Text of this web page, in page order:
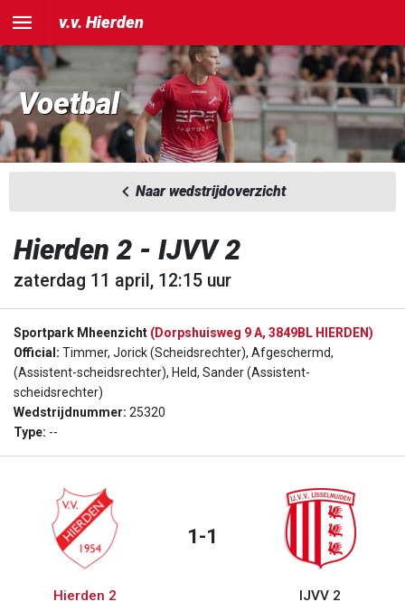
v.v. Hierden
Voetbal
Naar wedstrijdoverzicht
Hierden 2 - IJVV 2
zaterdag 11 april, 12:15 uur
Sportpark Mheenzicht (Dorpshuisweg 9 A, 3849BL HIERDEN)
Official: Timmer, Jorick (Scheidsrechter), Afgeschermd,
(Assistent-scheidsrechter), Held, Sander (Assistent-
scheidsrechter)
Wedstrijdnummer: 25320
Type: --
Hierden 2
1-1
IJVV 2